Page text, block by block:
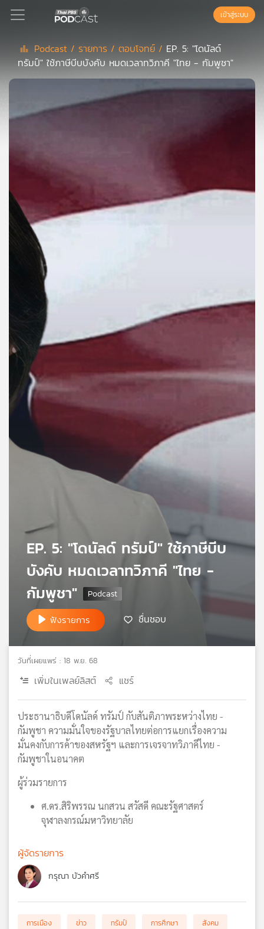
Podcast
ย์
แนะนำ
เพล
เพลง
บทความ
ข่าว
กิจกรรม
เครือ
แผนที่
วิทยุ
เข้าสู่ระบบ
Podcast / รายการ /ตอบโจทย์ / EP. 5: "โดนัลด์
ทรัมป์" ใช้ภาษีบีบบังคับ หมดเวลาทวิภาคี "ไทย - กัมพูชา"
EP. 5: "โดนัลด์ ทรัมป์" ใช้ภาษีบีบ
บังคับ หมดเวลาทวิภาคี "ไทย -
กัมพูชา"
ฟังรายการ ชื่นชอบ
วันที่เผยแพร่ : 18 พ.ย. 68
เพิ่มในเพลย์ลิสต์ แชร์
ประธานาธิบดีโดนัลด์ ทรัมป์ กับสันติภาพระหว่างไทย -
กัมพูชา ความมั่นใจของรัฐบาลไทยต่อการแยกเรื่องความ
มั่นคงกับการค้าของสหรัฐฯ และการเจรจาทวิภาคีไทย -
กัมพูชาในอนาคต
ผู้ร่วมรายการ
ศ.ดร.สิริพรรณ นกสวน สวัสดี คณะรัฐศาสตร์
จุฬาลงกรณ์มหาวิทยาลัย
ผู้จัดรายการ
กรุณา บัวคำศรี
การเมือง ข่าว ทรัมป์ การศึกษา
สังคม